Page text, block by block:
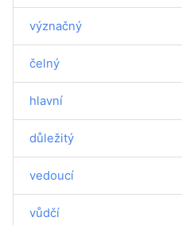
význačný
čelný
hlavní
důležitý
vedoucí
vůdčí